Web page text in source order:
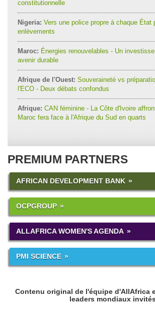
constitutionnelle
Nigeria: Vers une police propre à chaque État
enlèvements
Maroc: Énergies renouvelables - Un
avenir durable
Afrique de l'Ouest: Souveraineté vs
l'ECO - Deux débats confondus
Afrique: CAN féminine - La Côte d'Ivoire
Maroc fera face à l'Afrique du Sud en quarts
PREMIUM PARTNERS
AFRICAN DEVELOPMENT BANK
OCPGROUP
ALLAFRICA WOMEN'S AGENDA
PMI SCIENCE
Contenu original de l'équipe d'AllAfrica
leaders mondiaux invités